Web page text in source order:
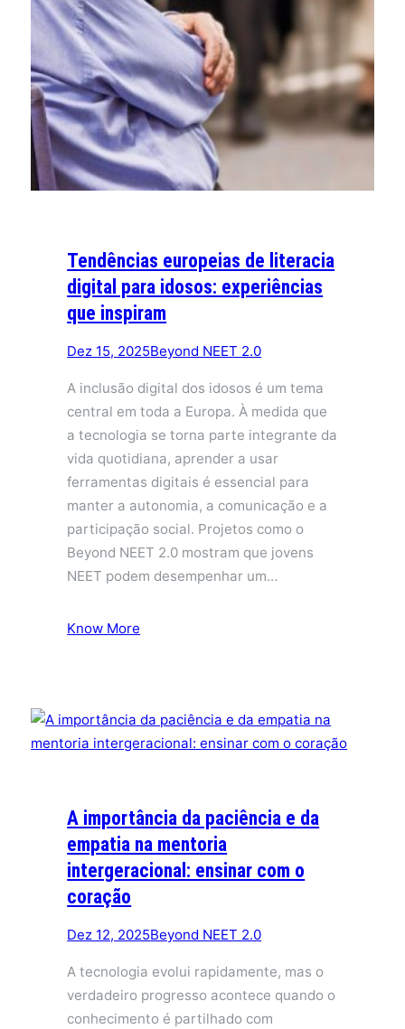
Tendências europeias de literacia
digital para idosos: experiências
que inspiram
Dez 15, 2025Beyond NEET 2.0
A inclusão digital dos idosos é um tema
central em toda a Europa. À medida que
a tecnologia se torna parte integrante da
vida quotidiana, aprender a usar
ferramentas digitais é essencial para
manter a autonomia, a comunicação e a
participação social. Projetos como o
Beyond NEET 2.0 mostram que jovens
NEET podem desempenhar um…
Know More
A importância da paciência e da
empatia na mentoria
intergeracional: ensinar com o
coração
Dez 12, 2025Beyond NEET 2.0
A tecnologia evolui rapidamente, mas o
verdadeiro progresso acontece quando o
conhecimento é partilhado com